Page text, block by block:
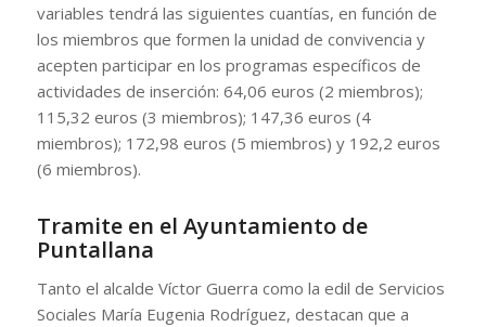
variables tendrá las siguientes cuantías, en función de
los miembros que formen la unidad de convivencia y
acepten participar en los programas específicos de
actividades de inserción: 64,06 euros (2 miembros);
115,32 euros (3 miembros); 147,36 euros (4
miembros); 172,98 euros (5 miembros) y 192,2 euros
(6 miembros).
Tramite en el Ayuntamiento de
Puntallana
Tanto el alcalde Víctor Guerra como la edil de Servicios
Sociales María Eugenia Rodríguez, destacan que a